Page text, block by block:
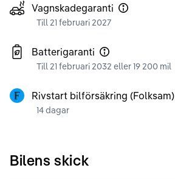
Vagnskadegaranti
Till 21 februari 2027
Batterigaranti
Till 21 februari 2032 eller 19 200 mil
Rivstart bilförsäkring (Folksam)
14 dagar
Bilens skick